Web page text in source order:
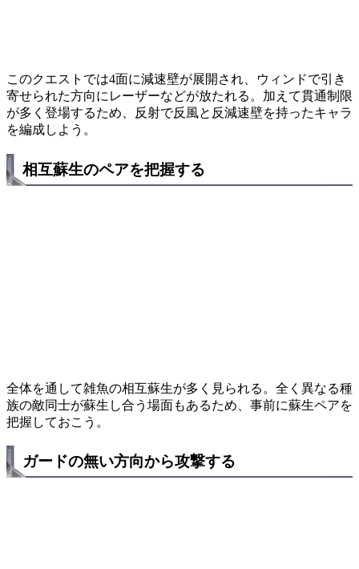
このクエストでは4面に減速壁が展開され、ウィンドで引き
寄せられた方向にレーザーなどが放たれる。加えて貫通制限
が多く登場するため、反射で反風と反減速壁を持ったキャラ
を編成しよう。
相互蘇生のペアを把握する
全体を通して雑魚の相互蘇生が多く見られる。全く異なる種
族の敵同士が蘇生し合う場面もあるため、事前に蘇生ペアを
把握しておこう。
ガードの無い方向から攻撃する